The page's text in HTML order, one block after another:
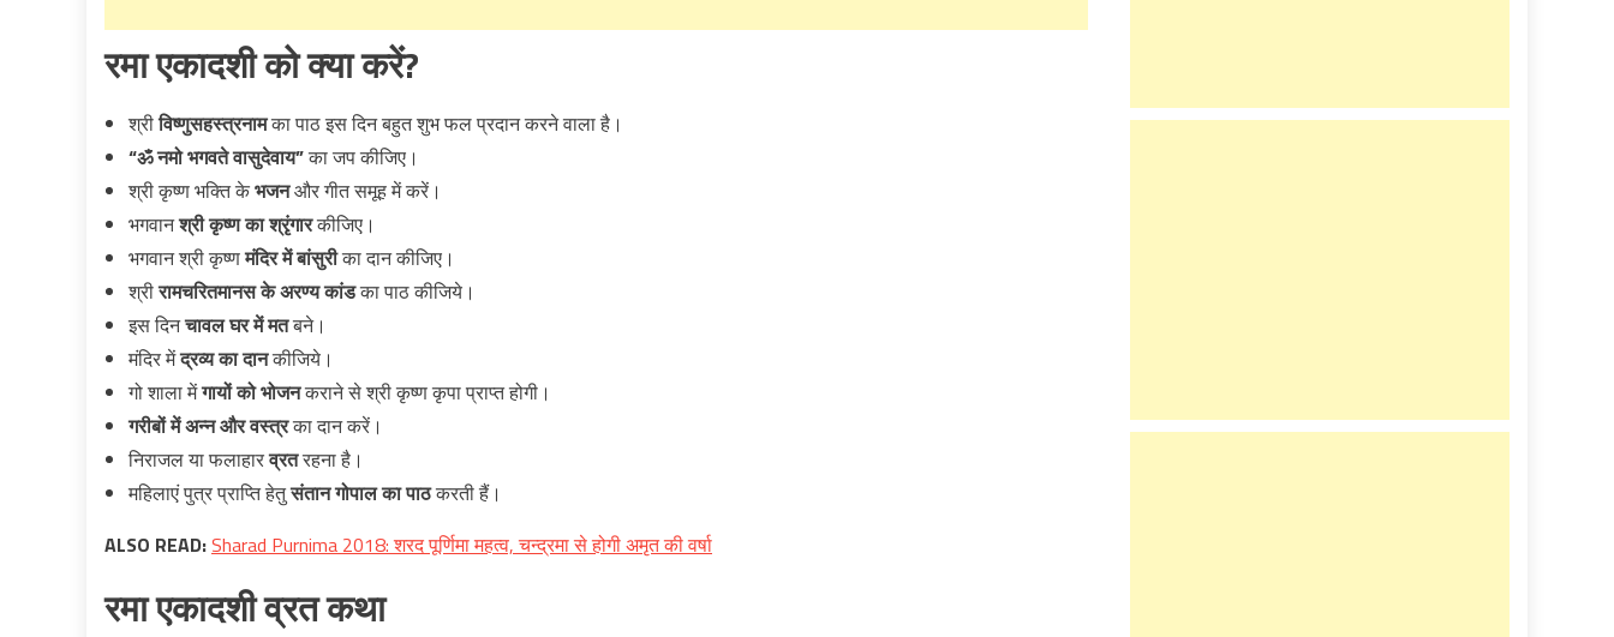
रमा एकादशी को क्या करें?
श्रीविष्णुसहस्त्रनामका पाठ इस दिन बहुत शुभ फल प्रदान करने वाला है।
“ॐ नमो भगवते वासुदेवाय”का जप कीजिए।
श्री कृष्ण भक्ति केभजनऔर गीत समूह में करें।
भगवानश्री कृष्ण का श्रृंगारकीजिए।
भगवान श्री कृष्णमंदिर में बांसुरीका दान कीजिए।
श्रीरामचरितमानस के अरण्य कांडका पाठ कीजिये।
इस दिनचावल घर में मतबने।
मंदिर मेंद्रव्य का दानकीजिये।
गो शाला मेंगायों को भोजनकराने से श्री कृष्ण कृपा प्राप्त होगी।
गरीबों में अन्न और वस्त्रका दान करें।
निराजल या फलाहारव्रतरहना है।
महिलाएं पुत्र प्राप्ति हेतुसंतान गोपाल का पाठकरती हैं।
ALSO READ:Sharad Purnima 2018: शरद पूर्णिमा महत्व, चन्द्रमा से होगी अमृत की वर्षा
रमा एकादशीव्रत कथा